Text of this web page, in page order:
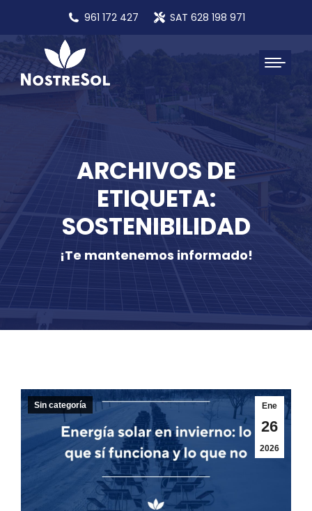
961 172 427 SAT 628 198 971
ARCHIVOS DE
ETIQUETA:
SOSTENIBILIDAD
¡Te mantenemos informado!
Ene
26
2026
Sin categoría